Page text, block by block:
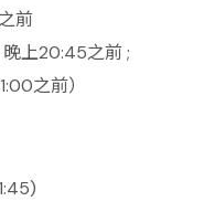
前
上20:45之前 ;
之前）